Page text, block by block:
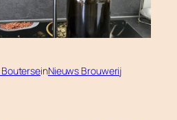
inNieuws Brouwerij